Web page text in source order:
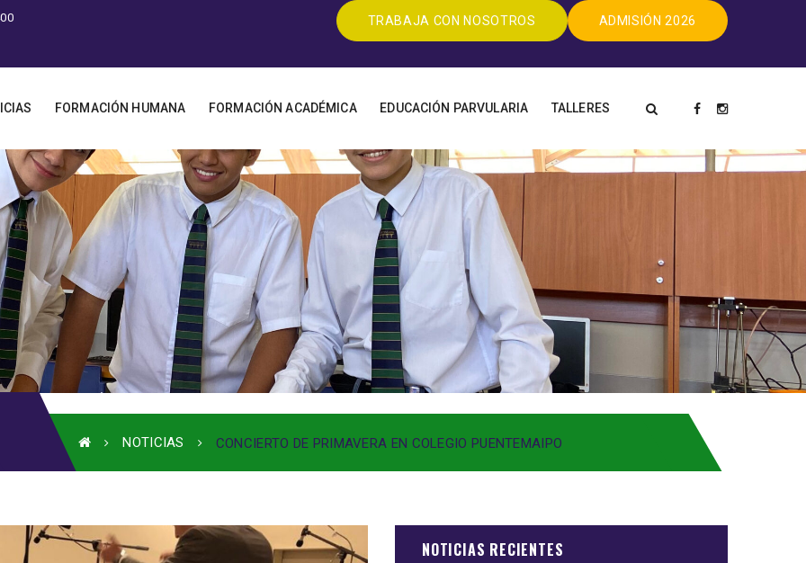
TRABAJA CON NOSOTROS ADMISIÓN 2026
FORMACIÓN HUMANA FORMACIÓN ACADÉMICA EDUCACIÓN PARVULARIA TALLERES
NOTICIAS CONCIERTO DE PRIMAVERA EN COLEGIO PUENTEMAIPO
NOTICIAS RECIENTES